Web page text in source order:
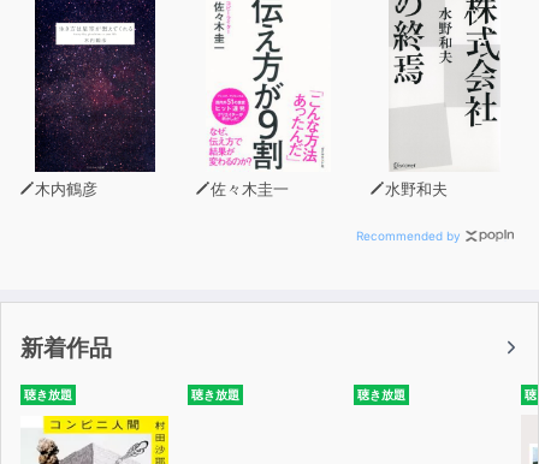
木内鶴彦 佐々木圭一 水野和夫
Recommended by
新着作品
聴き放題 聴き放題 聴き放題 聴